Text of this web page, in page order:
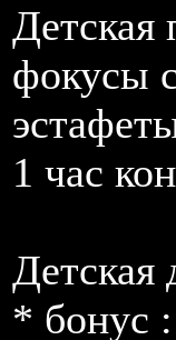
фокусы
1 час
Детская
* бонус